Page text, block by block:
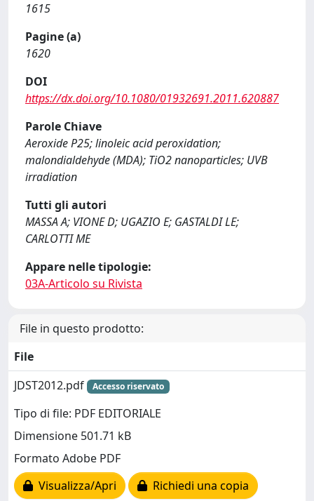
1615
Pagine (a)
1620
DOI
https://dx.doi.org/10.1080/01932691.2011.620887
Parole Chiave
Aeroxide P25; linoleic acid peroxidation;
malondialdehyde (MDA); TiO2 nanoparticles; UVB
irradiation
Tutti gli autori
MASSA A; VIONE D; UGAZIO E; GASTALDI LE;
CARLOTTI ME
Appare nelle tipologie:
03A-Articolo su Rivista
File in questo prodotto:
File
JDST2012.pdf
Accesso riservato
Tipo di file: PDF EDITORIALE
Dimensione 501.71 kB
Formato Adobe PDF
Visualizza/Apri
Richiedi una copia